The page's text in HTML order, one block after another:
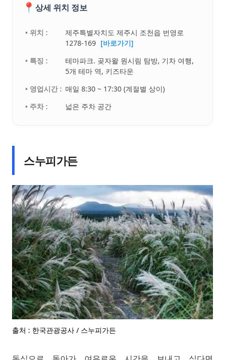
📍 상세 위치 정보
• 위치 :
제주특별자치도 제주시 조천읍 번영로
1278-169 [바로가기]
• 특징 :
테마파크. 곶자왈 원시림 탐방, 기차 여행,
5개 테마 역, 키즈타운
• 영업시간 : 매일 8:30 ~ 17:30 (계절별 상이)
• 주차 :
넓은 주차 공간
스누피가든
출처 : 한국관광공사 / 스누피가든